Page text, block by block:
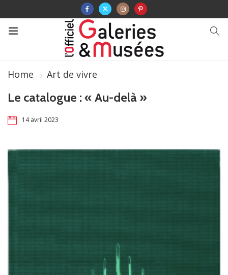
Home Art de vivre
Le catalogue : « Au-delà »
14 avril 2023